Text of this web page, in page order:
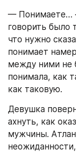
— Понимаете…
говорить было
что нужно
понимает
между ними не
понимала, как
как таковую.
Девушка
ахнуть, как
мужчины.